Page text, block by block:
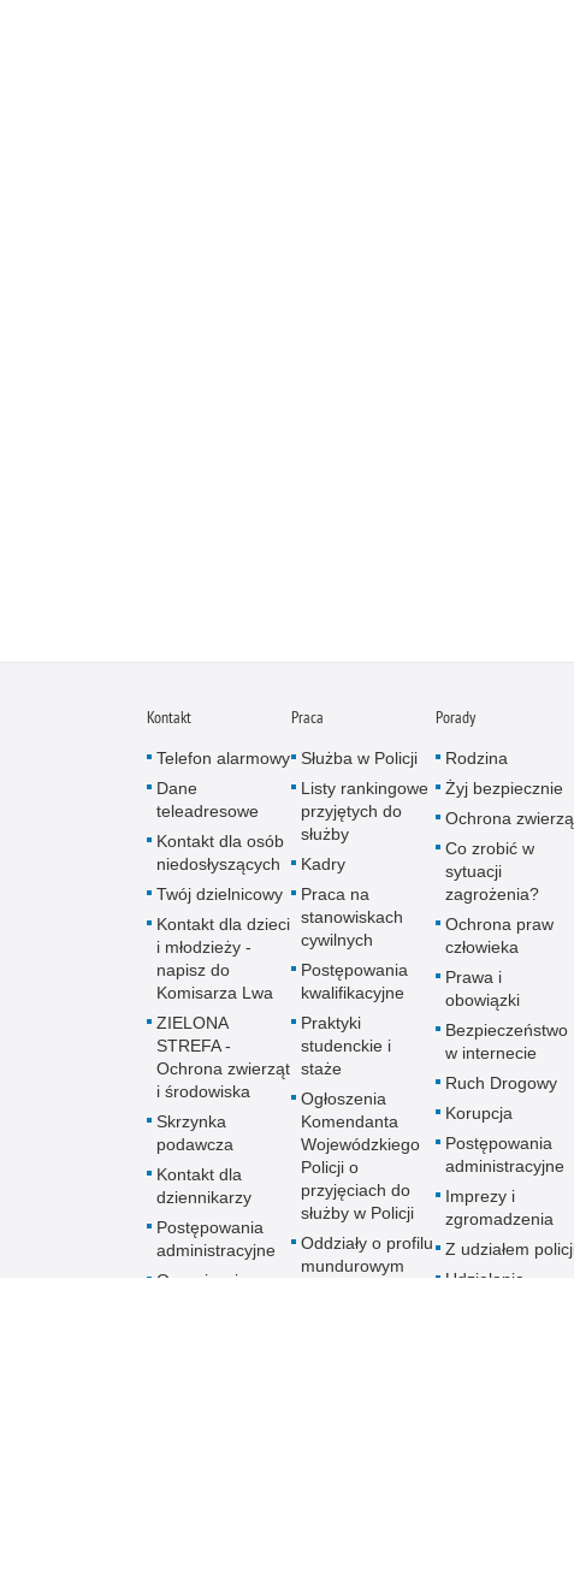
Kontakt
Telefon alarmowy
Dane
teleadresowe
Kontakt dla osób
niedosłyszących
Twój dzielnicowy
Kontakt dla dzieci
i młodzieży -
napisz do
Komisarza Lwa
ZIELONA
STREFA -
Ochrona zwierząt
i środowiska
Skrzynka
podawcza
Kontakt dla
dziennikarzy
Postępowania
administracyjne
Organizacja
Praca
Służba w Policji
Listy rankingowe
przyjętych do
służby
Kadry
Praca na
stanowiskach
cywilnych
Postępowania
kwalifikacyjne
Praktyki
studenckie i
staże
Ogłoszenia
Komendanta
Wojewódzkiego
Policji o
przyjęciach do
służby w Policji
Oddziały o profilu
mundurowym
Porady
Rodzina
Żyj bezpiecznie
Ochrona
Co zrobić w
sytuacji
zagrożenia?
Ochrona praw
człowieka
Prawa i
obowiązki
Bezpieczeństwo
w internecie
Ruch Drogowy
Korupcja
Postępowania
administracyjne
Imprezy i
zgromadzenia
Z udziałem
Udzielanie